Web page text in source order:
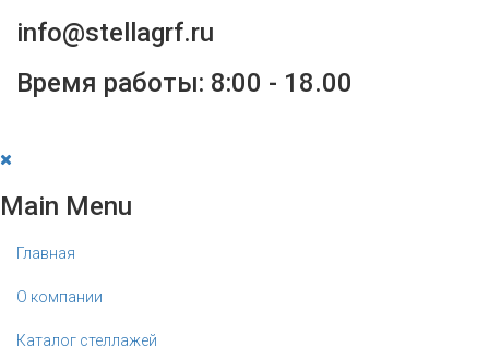
info@stellagrf.ru
Время работы: 8:00 - 18.00
Main Menu
Главная
О компании
Каталог стеллажей